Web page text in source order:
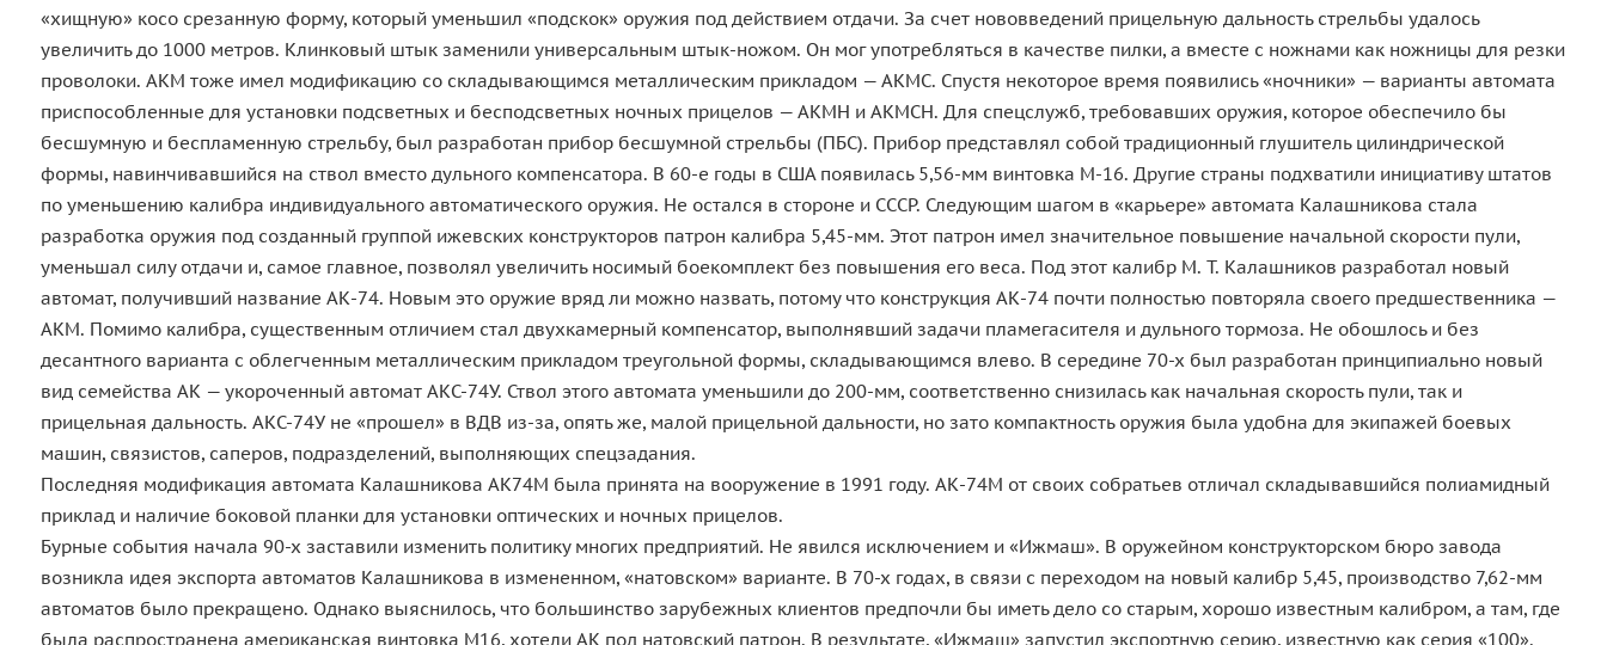
«хищную» косо срезанную форму, который уменьшил «подскок» оружия под действием отдачи. За счет нововведений прицельную дальность стрельбы удалось
увеличить до 1000 метров. Клинковый штык заменили универсальным штык-ножом. Он мог употребляться в качестве пилки, а вместе с ножнами как ножницы для резки
проволоки. АКМ тоже имел модификацию со складывающимся металлическим прикладом — АКМС. Спустя некоторое время появились «ночники» — варианты автомата
приспособленные для установки подсветных и бесподсветных ночных прицелов — АКМН и АКМСН. Для спецслужб, требовавших оружия, которое обеспечило бы
бесшумную и беспламенную стрельбу, был разработан прибор бесшумной стрельбы (ПБС). Прибор представлял собой традиционный глушитель цилиндрической
формы, навинчивавшийся на ствол вместо дульного компенсатора. В 60-е годы в США появилась 5,56-мм винтовка М-16. Другие страны подхватили инициативу штатов
по уменьшению калибра индивидуального автоматического оружия. Не остался в стороне и СССР. Следующим шагом в «карьере» автомата Калашникова стала
разработка оружия под созданный группой ижевских конструкторов патрон калибра 5,45-мм. Этот патрон имел значительное повышение начальной скорости пули,
уменьшал силу отдачи и, самое главное, позволял увеличить носимый боекомплект без повышения его веса. Под этот калибр М. Т. Калашников разработал новый
автомат, получивший название АК-74. Новым это оружие вряд ли можно назвать, потому что конструкция АК-74 почти полностью повторяла своего предшественника —
АКМ. Помимо калибра, существенным отличием стал двухкамерный компенсатор, выполнявший задачи пламегасителя и дульного тормоза. Не обошлось и без
десантного варианта с облегченным металлическим прикладом треугольной формы, складывающимся влево. В середине 70-х был разработан принципиально новый
вид семейства АК — укороченный автомат АКС-74У. Ствол этого автомата уменьшили до 200-мм, соответственно снизилась как начальная скорость пули, так и
прицельная дальность. АКС-74У не «прошел» в ВДВ из-за, опять же, малой прицельной дальности, но зато компактность оружия была удобна для экипажей боевых
машин, связистов, саперов, подразделений, выполняющих спецзадания.
Последняя модификация автомата Калашникова АК74М была принята на вооружение в 1991 году. АК-74М от своих собратьев отличал складывавшийся полиамидный
приклад и наличие боковой планки для установки оптических и ночных прицелов.
Бурные события начала 90-х заставили изменить политику многих предприятий. Не явился исключением и «Ижмаш». В оружейном конструкторском бюро завода
возникла идея экспорта автоматов Калашникова в измененном, «натовском» варианте. В 70-х годах, в связи с переходом на новый калибр 5,45, производство 7,62-мм
автоматов было прекращено. Однако выяснилось, что большинство зарубежных клиентов предпочли бы иметь дело со старым, хорошо известным калибром, а там, где
была распространена американская винтовка М16, хотели АК под натовский патрон. В результате, «Ижмаш» запустил экспортную серию, известную как серия «100».